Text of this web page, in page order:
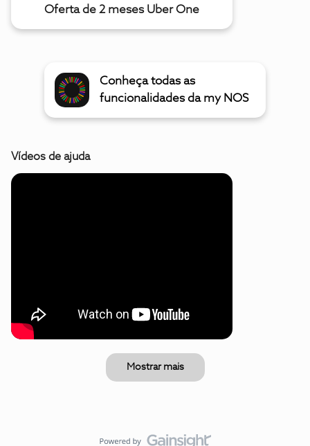
Oferta de 2 meses Uber One
Conheça todas as
funcionalidades da my NOS
Vídeos de ajuda
Mostrar mais